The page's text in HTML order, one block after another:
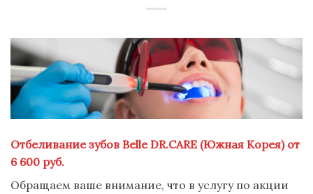
Отбеливание зубов Belle DR.CARE (Южная Корея) от
6 600 руб.
Обращаем ваше внимание, что в услугу по акции